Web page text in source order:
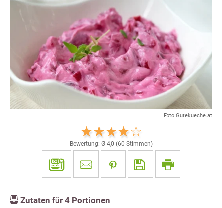
Foto Gutekueche.at
Bewertung: Ø 4,0 (60 Stimmen)
Zutaten für 4 Portionen